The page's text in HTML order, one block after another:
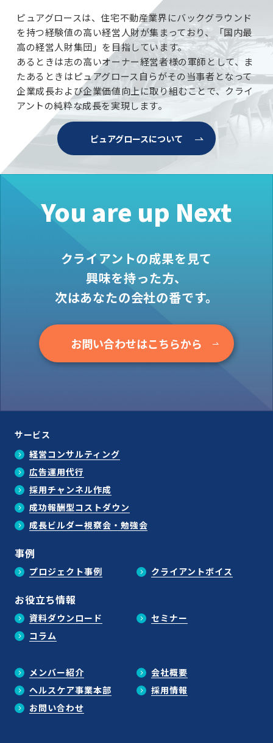
ピュアグロースは、住宅不動産業界にバックグラウンド
を持つ経験値の高い経営人財が集まっており、「国内最
高の経営人財集団」を目指しています。
あるときは志の高いオーナー経営者様の軍師として、ま
たあるときはピュアグロース自らがその当事者となって
企業成長および企業価値向上に取り組むことで、クライ
アントの純粋な成長を実現します。
ピュアグロースについて
You are up Next
クライアントの成果を見て
興味を持った方、
次はあなたの会社の番です。
お問い合わせはこちらから
サービス
経営コンサルティング
広告運用代行
採用チャンネル作成
成功報酬型コストダウン
成長ビルダー視察会・勉強会
事例
プロジェクト事例 クライアントボイス
お役立ち情報
資料ダウンロード
セミナー
コラム
メンバー紹介
会社概要
ヘルスケア事業本部
採用情報
お問い合わせ